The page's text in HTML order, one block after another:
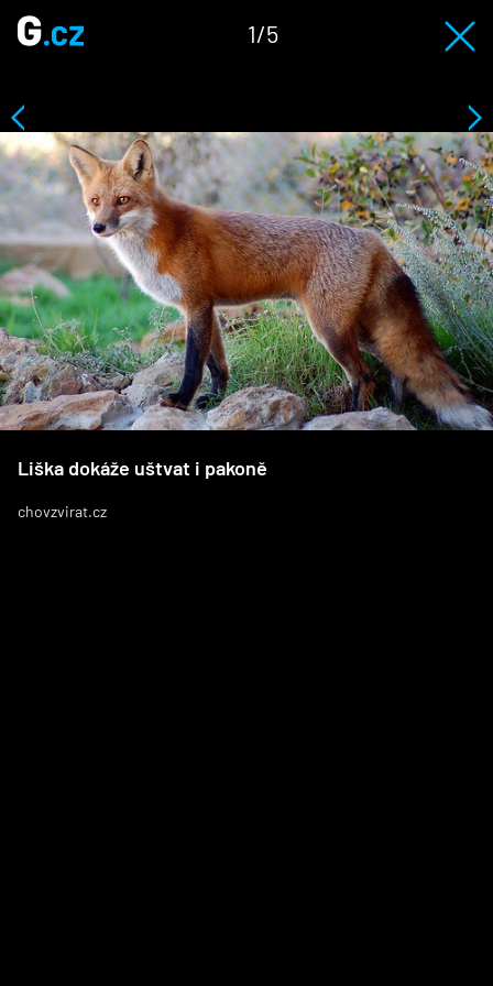
1/5
Liška dokáže uštvat i pakoně
chovzvirat.cz